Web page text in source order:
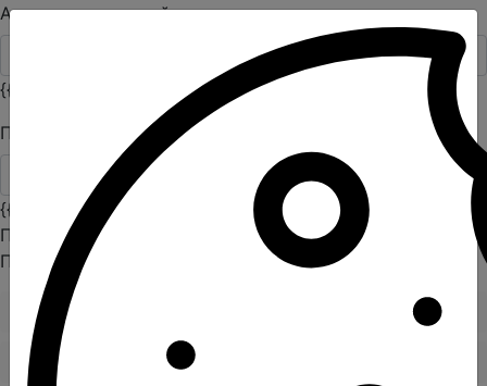
Адрес электронной почты
{{invalid_feedback_email}}
Пароль
{{invalid_feedback_pass}}
Пользователь с такими учетными данными не найден.
Проверьте введенные данные и повторите попытку.
Готово! Подождите ...